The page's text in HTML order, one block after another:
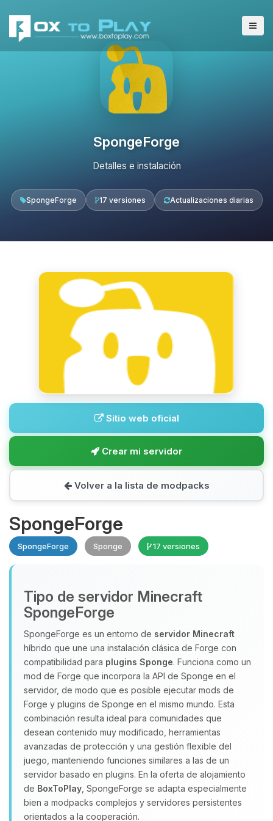
SpongeForge
Detalles e instalación
SpongeForge 17 versiones Actualizaciones diarias
Sitio web oficial
Crear mi servidor
Volver a la lista de modpacks
SpongeForge
SpongeForge Sponge 17 versiones
Tipo de servidor Minecraft
SpongeForge
SpongeForge es un entorno de servidor Minecraft
híbrido que une una instalación clásica de Forge con
compatibilidad para plugins Sponge. Funciona como un
mod de Forge que incorpora la API de Sponge en el
servidor, de modo que es posible ejecutar mods de
Forge y plugins de Sponge en el mismo mundo. Esta
combinación resulta ideal para comunidades que
desean contenido muy modificado, herramientas
avanzadas de protección y una gestión flexible del
juego, manteniendo funciones similares a las de un
servidor basado en plugins. En la oferta de alojamiento
de BoxToPlay , SpongeForge se adapta especialmente
bien a modpacks complejos y servidores persistentes
orientados a la cooperación.
Yupi, por fin alguien con quien
hablar! Soy Choupy, tu pequeno
asistente de BoxToPlay. Cuentame
que necesitas y moveré mis
pequenos circuitos para ayudarte.
07/08/2026 12:51